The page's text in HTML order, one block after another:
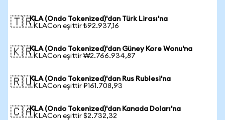
🇹🇷KLA (Ondo Tokenized)'dan Türk Lirası'na
1 KLACon eşittir ₺92.937,16
🇰🇷KLA (Ondo Tokenized)'dan Güney Kore Wonu'na
1 KLACon eşittir ₩2.766.934,87
🇷🇺KLA (Ondo Tokenized)'dan Rus Rublesi'na
1 KLACon eşittir ₽161.708,93
🇨🇦KLA (Ondo Tokenized)'dan Kanada Doları'na
1 KLACon eşittir $2.732,32